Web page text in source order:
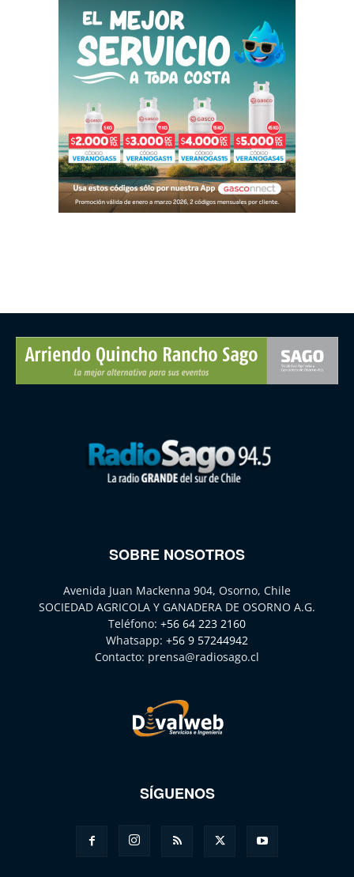
SOBRE NOSOTROS
Avenida Juan Mackenna 904, Osorno, Chile
SOCIEDAD AGRICOLA Y GANADERA DE OSORNO A.G.
Teléfono: +56 64 223 2160
Whatsapp: +56 9 57244942
Contacto: prensa@radiosago.cl
SÍGUENOS